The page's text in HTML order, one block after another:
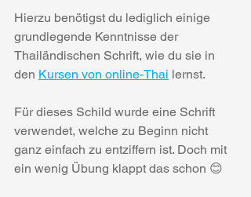
Hierzu benötigst du lediglich einige
grundlegende Kenntnisse der
Thailändischen Schrift, wie du sie in
den Kursen von online-Thai lernst.
Für dieses Schild wurde eine Schrift
verwendet, welche zu Beginn nicht
ganz einfach zu entziffern ist. Doch mit
ein wenig Übung klappt das schon 😊